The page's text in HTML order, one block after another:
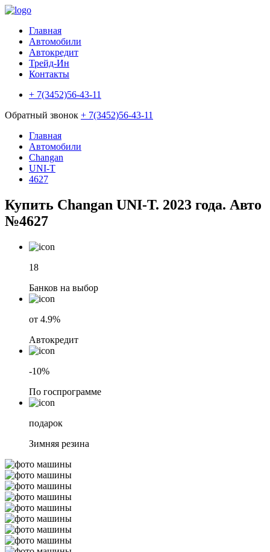
Главная
Автомобили
Автокредит
Трейд-Ин
Контакты
+ 7(3452)56-43-11
Обратный звонок + 7(3452)56-43-11
Главная
Автомобили
Changan
UNI-T
4627
Купить Changan UNI-T. 2023 года. Авто
№4627
18
Банков на выбор
от 4.9%
Автокредит
-10%
По госпрограмме
подарок
Зимняя резина